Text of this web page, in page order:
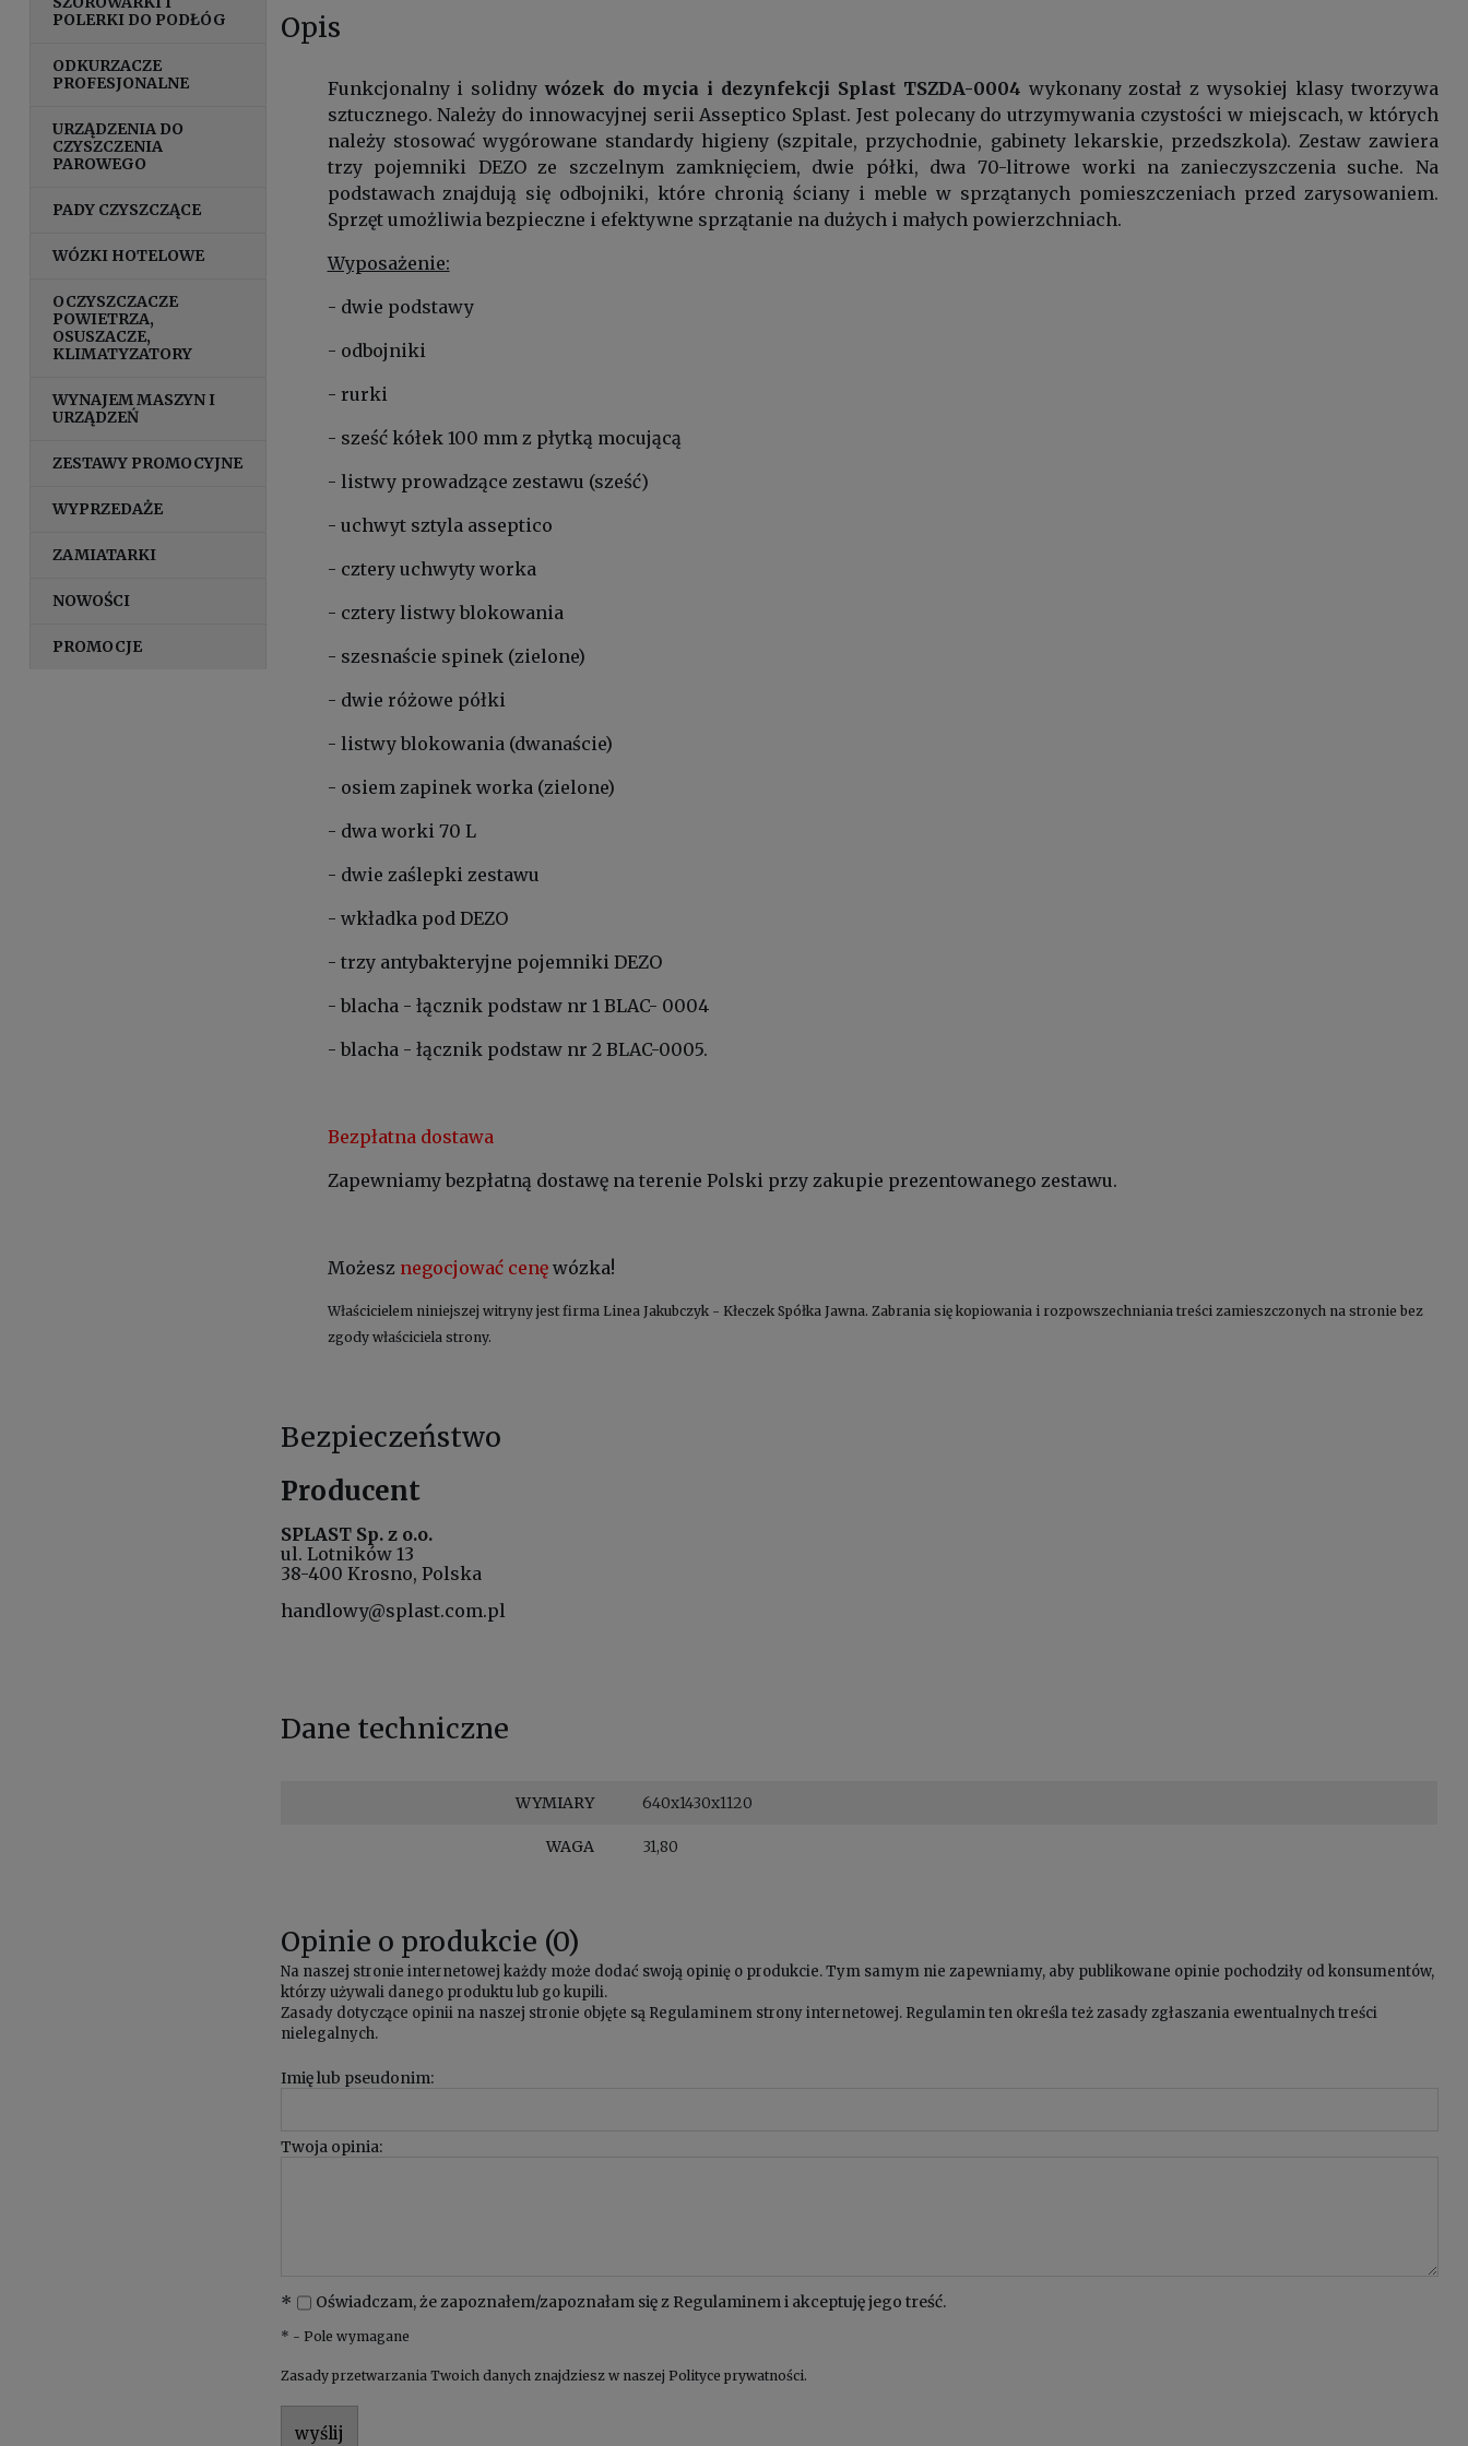
POLERKI DO PODŁÓG
ODKURZACZE
PROFESJONALNE
URZĄDZENIA DO
CZYSZCZENIA
PAROWEGO
PADY CZYSZCZĄCE
WÓZKI HOTELOWE
OCZYSZCZACZE
POWIETRZA,
OSUSZACZE,
KLIMATYZATORY
WYNAJEM MASZYN I
URZĄDZEŃ
ZESTAWY PROMOCYJNE
WYPRZEDAŻE
ZAMIATARKI
NOWOŚCI
PROMOCJE
Opis
Funkcjonalny i solidnywózek do mycia i dezynfekcji Splast TSZDA-0004 wykonany został z wysokiej klasy tworzywa
sztucznego. Należy do innowacyjnej serii Asseptico Splast. Jest polecany do utrzymywania czystości w miejscach, w których
należy stosować wygórowane standardy higieny (szpitale, przychodnie, gabinety lekarskie, przedszkola). Zestaw zawiera
trzy pojemniki DEZO ze szczelnym zamknięciem, dwie półki, dwa 70-litrowe worki na zanieczyszczenia suche. Na
podstawach znajdują się odbojniki, które chronią ściany i meble w sprzątanych pomieszczeniach przed zarysowaniem.
Sprzęt umożliwia bezpieczne i efektywne sprzątanie na dużych i małych powierzchniach.
Wyposażenie:
- dwie podstawy
- odbojniki
- rurki
- sześć kółek 100 mm z płytką mocującą
- listwy prowadzące zestawu (sześć)
- uchwyt sztyla asseptico
- cztery uchwyty worka
- cztery listwy blokowania
- szesnaście spinek (zielone)
- dwie różowe półki
- listwy blokowania (dwanaście)
- osiem zapinek worka (zielone)
- dwa worki 70 L
- dwie zaślepki zestawu
- wkładka pod DEZO
- trzy antybakteryjne pojemniki DEZO
- blacha - łącznik podstaw nr 1 BLAC- 0004
- blacha - łącznik podstaw nr 2 BLAC-0005.
Bezpłatna dostawa
Zapewniamy bezpłatną dostawę na terenie Polski przy zakupie prezentowanego zestawu.
Możesz negocjować cenęwózka!
Właścicielem niniejszej witryny jest firma Linea Jakubczyk - Kłeczek Spółka Jawna. Zabrania się kopiowania i rozpowszechniania treści zamieszczonych na stronie bez
zgody właściciela strony.
Bezpieczeństwo
Producent
SPLAST Sp. z o.o.
ul. Lotników 13
38-400 Krosno, Polska
handlowy@splast.com.pl
Dane techniczne
WYMIARY 640x1430x1120
WAGA 31,80
Opinie o produkcie (0)
Na naszej stronie internetowej każdy może dodać swoją opinię o produkcie. Tym samym nie zapewniamy, aby publikowane opinie pochodziły od konsumentów,
którzy używali danego produktu lub go kupili.
Zasady dotyczące opinii na naszej stronie objęte są Regulaminem strony internetowej. Regulamin ten określa też zasady zgłaszania ewentualnych treści
nielegalnych.
Imię lub pseudonim:
Twoja opinia:
* Oświadczam, że zapoznałem/zapoznałam się z Regulaminemi akceptuję jego treść.
* - Pole wymagane
Zasady przetwarzania Twoich danych znajdziesz w naszej Polityce prywatności.
wyślij